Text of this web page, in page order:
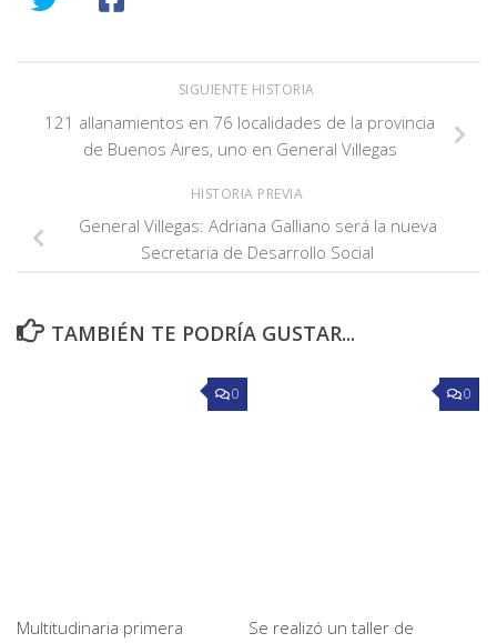
SIGUIENTE HISTORIA
121 allanamientos en 76 localidades de la provincia
de Buenos Aires, uno en General Villegas
HISTORIA PREVIA
General Villegas: Adriana Galliano será la nueva
Secretaria de Desarrollo Social
TAMBIÉN TE PODRÍA GUSTAR...
0
Multitudinaria primera
0
Se realizó un taller de